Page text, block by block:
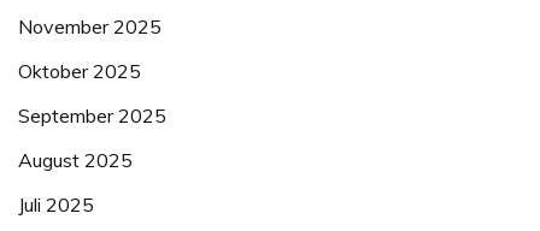
November 2025
Oktober 2025
September 2025
August 2025
Juli 2025